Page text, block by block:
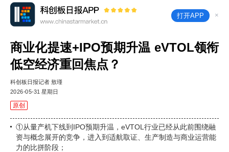
打开APP ×
商业化提速+IPO预期升温 eVTOL领衔
低空经济重回焦点？
科创板日报记者 敖瑾
2026-05-31 星期日
原创
①从量产机下线到IPO预期升温，eVTOL行业已经从此前围绕融
资与概念展开的竞争，进入到适航取证、生产制造与商业运营能
力的比拼阶段；